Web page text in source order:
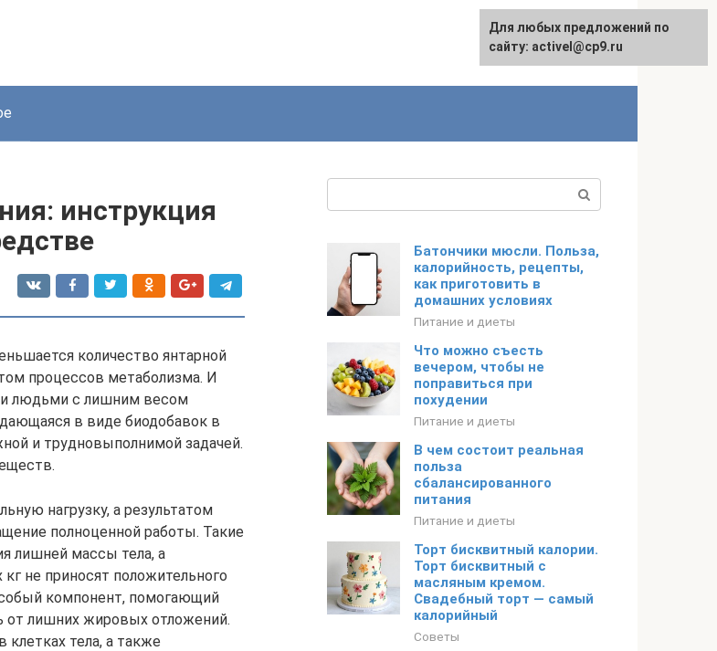
English
инструкция
количество янтарной
процессов метаболизма. И
людьми с лишним весом
в виде биодобавок в
и трудновыполнимой задачей.
нагрузку, а результатом
полноценной работы. Такие
лишней массы тела, а
не приносят положительного
компонент, помогающий
от лишних жировых отложений.
клетках тела, а также
Батончики мюсли. Польза,
калорийность, рецепты,
как приготовить в
домашних условиях
Питание и диеты
Что можно съесть
вечером, чтобы не
поправиться при
похудении
Питание и диеты
В чем состоит реальная
польза
сбалансированного
питания
Питание и диеты
Торт бисквитный калории.
Торт бисквитный с
масляным кремом.
Свадебный торт — самый
калорийный
Советы
Для любых предложений по
сайту: activel@cp9.ru